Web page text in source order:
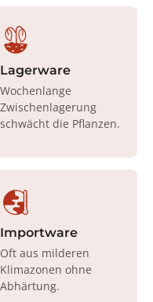
Lagerware
Wochenlange
Zwischenlagerung
schwächt die Pflanzen.
Importware
Oft aus milderen
Klimazonen ohne
Abhärtung.